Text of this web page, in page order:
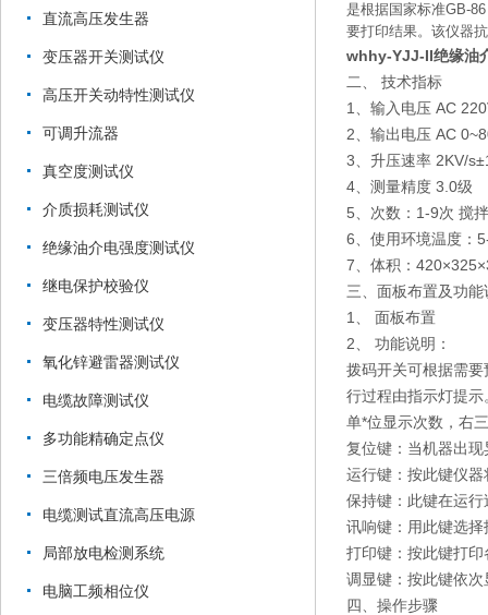
直流高压发生器
变压器开关测试仪
高压开关动特性测试仪
可调升流器
真空度测试仪
介质损耗测试仪
绝缘油介电强度测试仪
继电保护校验仪
变压器特性测试仪
氧化锌避雷器测试仪
电缆故障测试仪
多功能精确定点仪
三倍频电压发生器
电缆测试直流高压电源
局部放电检测系统
电脑工频相位仪
是根据国家标准GB-
要打印结果。该仪器
whhy-YJJ-II绝缘油
二、 技术指标
1、输入电压 AC
2、输出电压 AC
3、升压速率 2KV/
4、测量精度 3.0级
5、次数：1-9次 搅
6、使用环境温度：
7、体积：
三、面板布置及功能
1、 面板布置
2、 功能说明：
拨码开关可根据需
行过程由指示灯提示
单*位显示次数，右
复位键：当机器出
运行键：按此键仪
保持键：此键在运
讯响键：用此键选
打印键：按此键打印
调显键：按此键依
四、操作步骤